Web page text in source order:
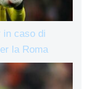
in caso di
la Roma